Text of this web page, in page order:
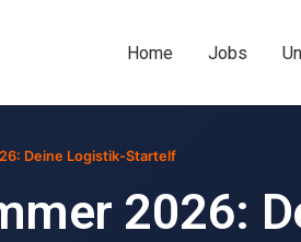
Home Jobs
Deine Logistik-Startelf
2026: